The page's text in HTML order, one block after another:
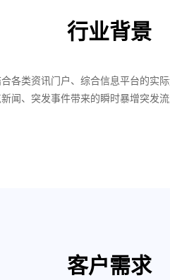
行业背景
各类资讯门户、综合信息平台的
闻、突发事件带来的瞬时暴增突
客户需求